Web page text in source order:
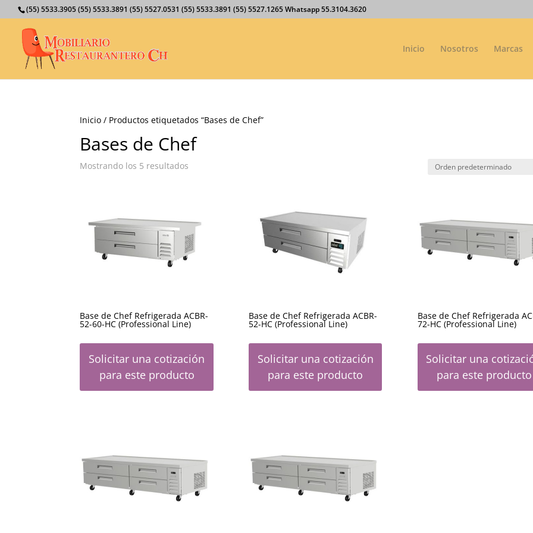
(55) 5533.3905 (55) 5533.3891 (55) 5527.0531 (55) 5533.3891 (55) 5527.1265 Whatsapp 55.3104.3620
Inicio Nosotros Marcas
Inicio / Productos etiquetados “Bases de Chef”
Bases de Chef
Mostrando los 5 resultados
Base de Chef Refrigerada ACBR-
52-60-HC (Professional Line)
Solicitar una cotización
para este producto
Base de Chef Refrigerada ACBR-
52-HC (Professional Line)
Solicitar una cotización
para este producto
Base de Chef Refrigerada
72-HC (Professional Line)
Solicitar una
para este producto